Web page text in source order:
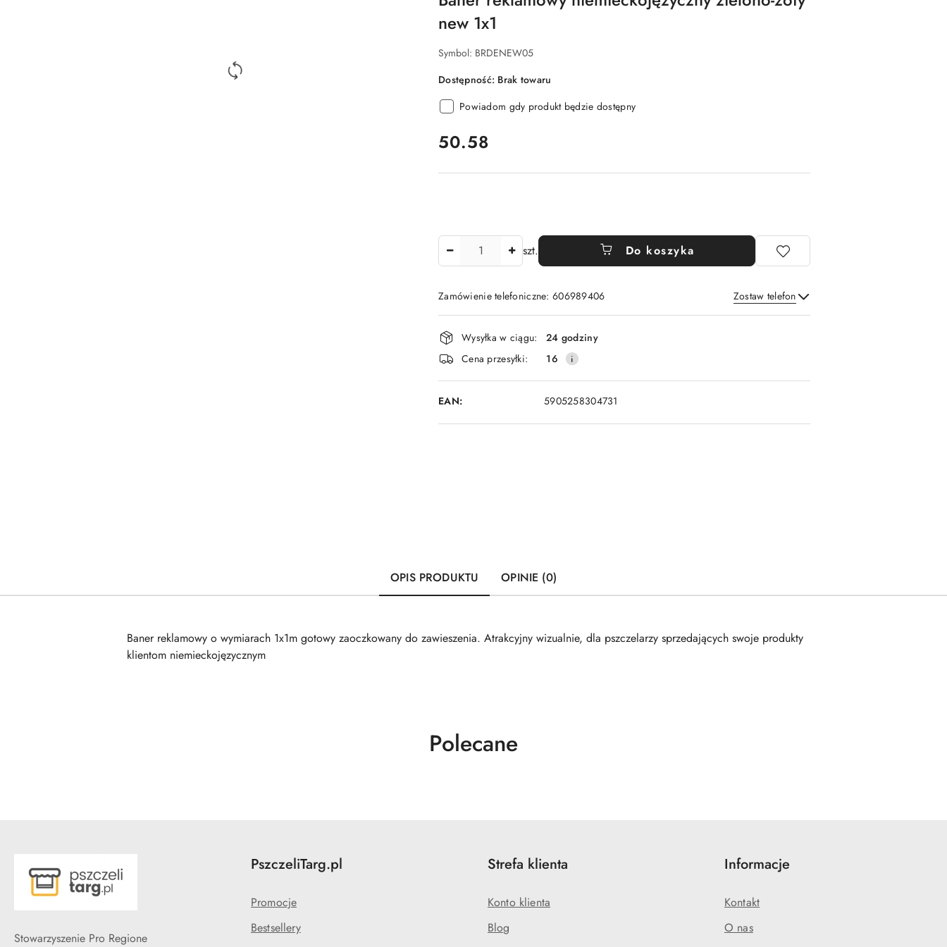
new 1x1
Symbol: BRDENEW05
Dostępność: Brak towaru
Powiadom gdy produkt będzie dostępny
cena:
50.58
szt. Do koszyka
Zamówienie telefoniczne: 606989406 Zostaw telefon
Wyślij
Dostępność
i
dostawa
Wysyłka w ciągu:
24 godziny
Cena przesyłki:
16
EAN: 5905258304731
OPIS PRODUKTU OPINIE (0)
Baner reklamowy o wymiarach 1x1m gotowy zaoczkowany do zawieszenia. Atrakcyjny wizualnie, dla pszczelarzy sprzedających swoje produkty
klientom niemieckojęzycznym
Produkty
Polecane
Stowarzyszenie Pro Regione
PszczeliTarg.pl
Promocje
Bestsellery
Strefa klienta
Konto klienta
Blog
Informacje
Kontakt
O nas